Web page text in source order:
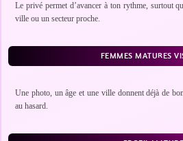
Le privé permet d’avancer à ton rythme, surtout
ville ou un secteur proche.
FEMMES MATURES
Une photo, un âge et une ville donnent déjà de
au hasard.